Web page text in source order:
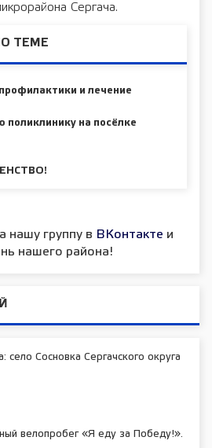
Сергача.
ТЕМЕ
и лечение
поликлинику на посёлке
нашу группу в ВКонтакте и
нашего района!
село Сосновка Сергачского округа
велопробег «Я еду за Победу!».